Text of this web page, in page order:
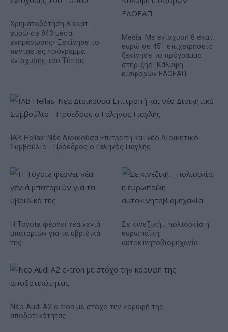
Χρηματοδότηση 8 εκατ.
ευρώ σε 843 μέσα
ενημέρωσης- Ξεκίνησε το
πενταετές πρόγραμμα
ενίσχυσης του Τύπου
Media: Με ενίσχυση 8 εκατ.
ευρώ σε 451 επιχειρήσεις
ξεκίνησε το πρόγραμμα
στήριξης- Κάλυψη
εισφορών ΕΔΟΕΑΠ
IAB Hellas: Νέα Διοικούσα Επιτροπή και νέο Διοικητικό
Συμβούλιο - Πρόεδρος ο Γαληνός Γιαγλής
Η Toyota φέρνει νέα γενιά
μπαταριών για τα υβριδικά
της
Σε κινεζική… πολιορκία η
ευρωπαϊκή
αυτοκινητοβιομηχανία
Νέο Audi A2 e-tron με στόχο την κορυφή της
αποδοτικότητας